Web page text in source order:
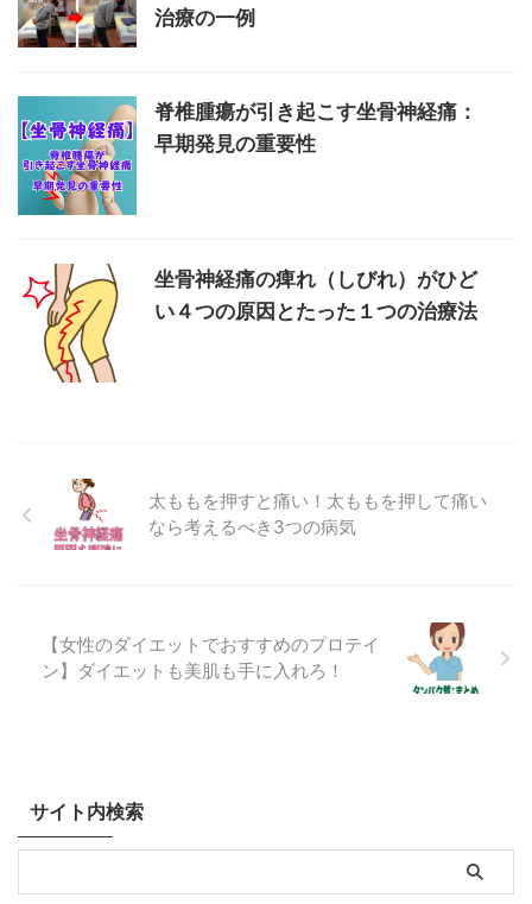
治療の一例
脊椎腫瘍が引き起こす坐骨神経痛：
早期発見の重要性
坐骨神経痛の痺れ（しびれ）がひど
い４つの原因とたった１つの治療法
太ももを押すと痛い！太ももを押して痛い
なら考えるべき3つの病気
【女性のダイエットでおすすめのプロテイ
ン】ダイエットも美肌も手に入れろ！
サイト内検索